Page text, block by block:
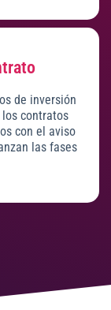
de inversión
contratos
con el aviso
las fases